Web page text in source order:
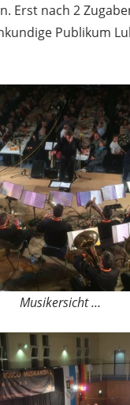
Erst nach 2
Publikum
Musikersicht …